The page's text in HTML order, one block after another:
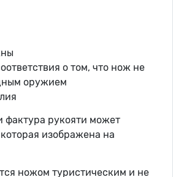
о том, что нож не
оружием
фактура рукояти может
изображена на
ножом туристическим и не